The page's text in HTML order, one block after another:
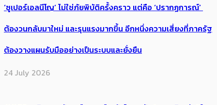
‘ซูเปอร์เอลนีโญ’ ไม่ใช่ภัยพิบัติครั้งคราว แต่คือ ‘ปรากฏการณ์’ ​
ต้อง​วนกลับมาใหม่ และรุนแรงมากขึ้น อีกหนึ่งความเสี่ยงที่ภาครัฐ
ต้องวางแผนรับมืออย่างเป็นระบบและยั่งยืน
24 July 2026